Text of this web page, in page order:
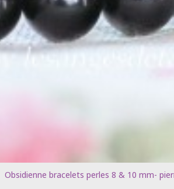
Obsidienne bracelets perles 8 & 10 mm-